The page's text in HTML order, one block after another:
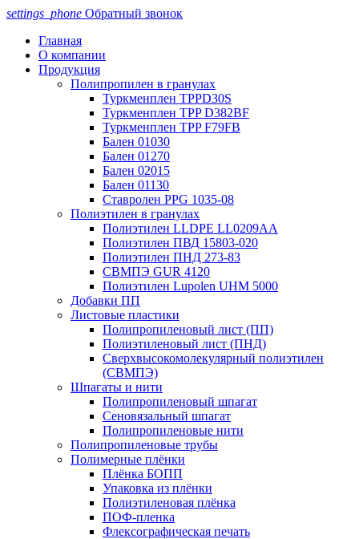
settings_phone Обратный звонок
Главная
О компании
Продукция
Полипропилен в гранулах
Туркменплен TPPD30S
Туркменплен TPP D382BF
Туркменплен TPP F79FB
Бален 01030
Бален 01270
Бален 02015
Бален 01130
Ставролен PPG 1035-08
Полиэтилен в гранулах
Полиэтилен LLDPE LL0209AA
Полиэтилен ПВД 15803-020
Полиэтилен ПНД 273-83
СВМПЭ GUR 4120
Полиэтилен Lupolen UHM 5000
Добавки ПП
Листовые пластики
Полипропиленовый лист (ПП)
Полиэтиленовый лист (ПНД)
Сверхвысокомолекулярный полиэтилен
(СВМПЭ)
Шпагаты и нити
Полипропиленовый шпагат
Сеновязальный шпагат
Полипропиленовые нити
Полипропиленовые трубы
Полимерные плёнки
Плёнка БОПП
Упаковка из плёнки
Полиэтиленовая плёнка
ПОФ-пленка
Флексографическая печать